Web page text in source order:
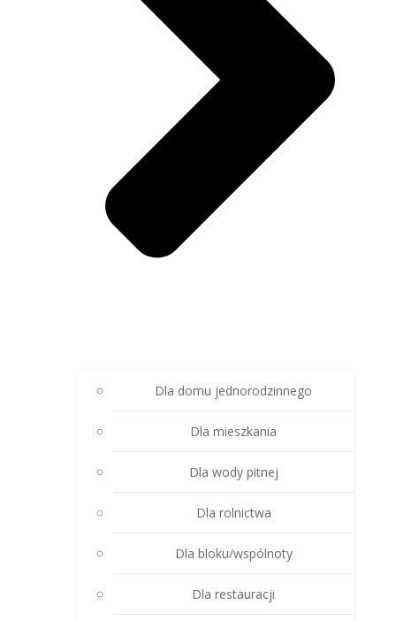
Dla domu jednorodzinnego
Dla mieszkania
Dla wody pitnej
Dla rolnictwa
Dla bloku/wspólnoty
Dla restauracji